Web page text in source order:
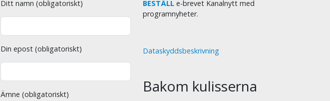
Ditt namn (obligatoriskt)
Din epost (obligatoriskt)
Ämne (obligatoriskt)
BESTÄLL e-brevet Kanalnytt med
programnyheter.
Dataskyddsbeskrivning
Bakom kulisserna